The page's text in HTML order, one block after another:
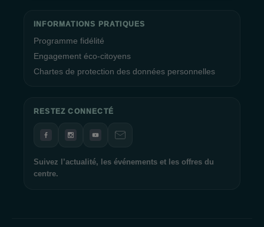
INFORMATIONS PRATIQUES
Programme fidélité
Engagement éco-citoyens
Chartes de protection des données personnelles
RESTEZ CONNECTÉ
Suivez l’actualité, les événements et les offres du
centre.